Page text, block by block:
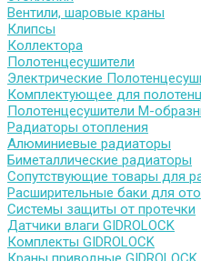
Вентили, шаровые краны
Клипсы
Коллектора
Полотенцесушители
Электрические
Комплектующее для
Полотенцесушители М-
Радиаторы отопления
Алюминиевые радиаторы
Биметаллические радиаторы
Сопутствующие товары для
Расширительные баки для
Системы защиты от протечки
Датчики влаги GIDROLOCK
Комплекты GIDROLOCK